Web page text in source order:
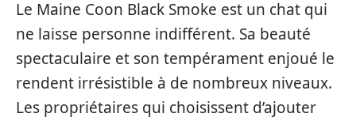
Le Maine Coon Black Smoke est un chat qui
ne laisse personne indifférent. Sa beauté
spectaculaire et son tempérament enjoué le
rendent irrésistible à de nombreux niveaux.
Les propriétaires qui choisissent d’ajouter